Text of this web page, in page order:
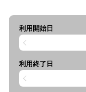
利用開始日
利用終了日